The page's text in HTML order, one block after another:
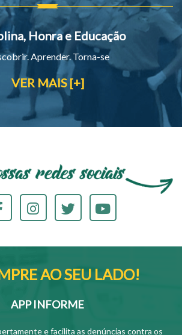
Honra e Educação
Aprender. Torna-se
VER MAIS [+]
AO SEU LADO!
APP INFORME
e facilita as denúncias contra os